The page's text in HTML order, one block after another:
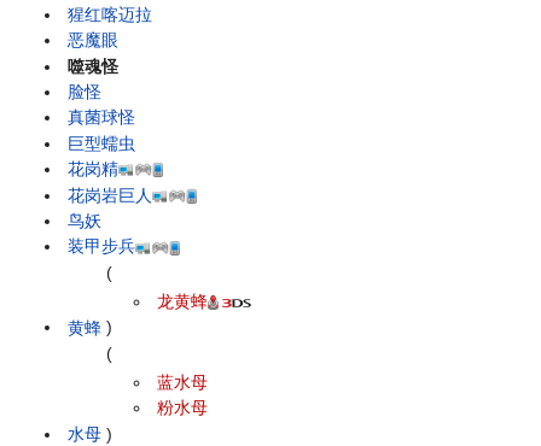
猩红喀迈拉
恶魔眼
噬魂怪
脸怪
真菌球怪
巨型蠕虫
花岗精
花岗岩巨人
鸟妖
装甲步兵
黄蜂
(
龙黄蜂
)
水母
(
蓝水母
粉水母
)